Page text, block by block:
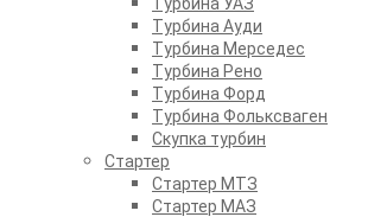
Турбина Ауди
Турбина Мерседес
Турбина Рено
Турбина Форд
Турбина Фольксваген
Скупка турбин
Стартер
Стартер МТЗ
Стартер МАЗ